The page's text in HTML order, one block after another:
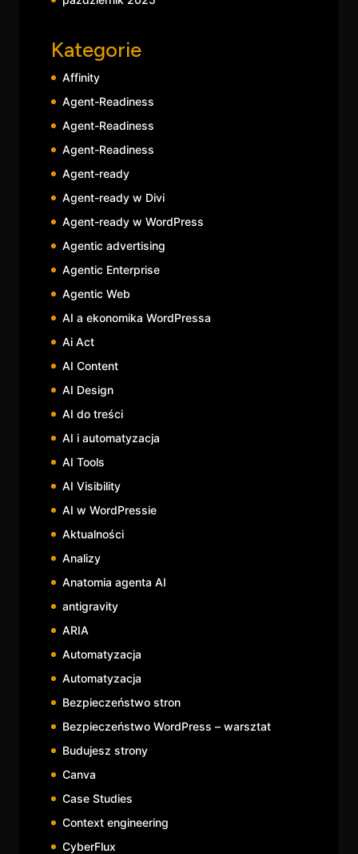
Kategorie
Affinity
Agent-Readiness
Agent-Readiness
Agent-Readiness
Agent-ready
Agent-ready w Divi
Agent-ready w WordPress
Agentic advertising
Agentic Enterprise
Agentic Web
AI a ekonomika WordPressa
Ai Act
AI Content
AI Design
AI do treści
AI i automatyzacja
AI Tools
AI Visibility
AI w WordPressie
Aktualności
Analizy
Anatomia agenta AI
antigravity
ARIA
Automatyzacja
Automatyzacja
Bezpieczeństwo stron
Bezpieczeństwo WordPress – warsztat
Budujesz strony
Canva
Case Studies
Context engineering
CyberFlux